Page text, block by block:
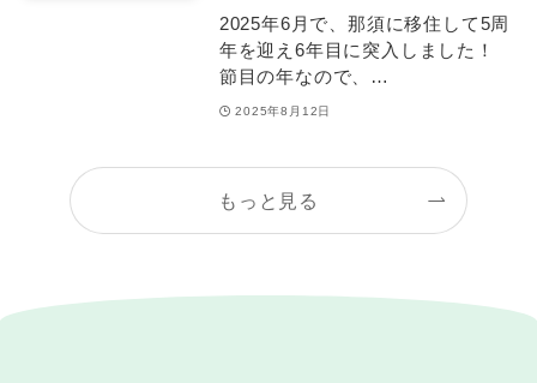
2025年6月で、那須に移住して5周
年を迎え6年目に突入しました！
節目の年なので、…
2025年8月12日
もっと見る